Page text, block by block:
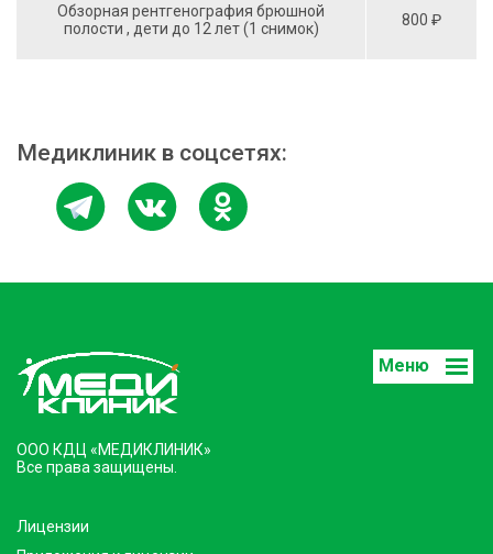
Обзорная рентгенография брюшной
полости , дети до 12 лет (1 снимок)
800 ₽
Медиклиник в соцсетях:
ООО КДЦ «МЕДИКЛИНИК»
Все права защищены.
Лицензии
Меню